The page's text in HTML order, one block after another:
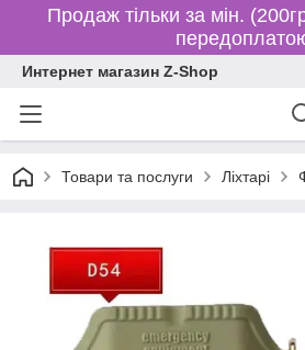
Продаж тільки за мін.
Интернет магазин Z-Shop
Товари та послуги Ліхтарі